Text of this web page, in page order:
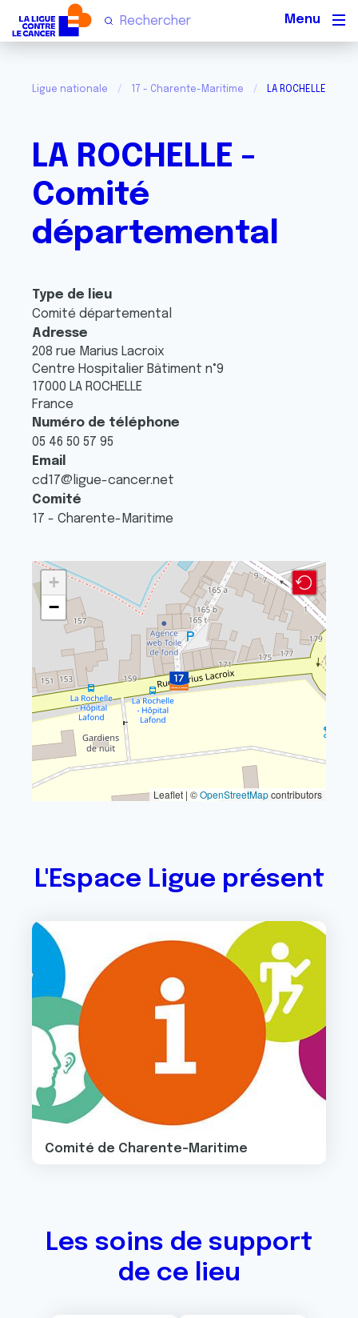
Ligue nationale 17 - Charente-Maritime LA ROCHELLE -
LA ROCHELLE -
Comité
départemental
Type de lieu
Comité départemental
Adresse
208 rue Marius Lacroix
Centre Hospitalier Bâtiment n°9
17000 LA ROCHELLE
France
Numéro de téléphone
05 46 50 57 95
Email
cd17@ligue-cancer.net
Comité
17 - Charente-Maritime
+
−
Leaflet | ©OpenStreetMapcontributors
L'Espace Ligue présent
Image
Comité de Charente-Maritime
Les soins de support
de ce lieu